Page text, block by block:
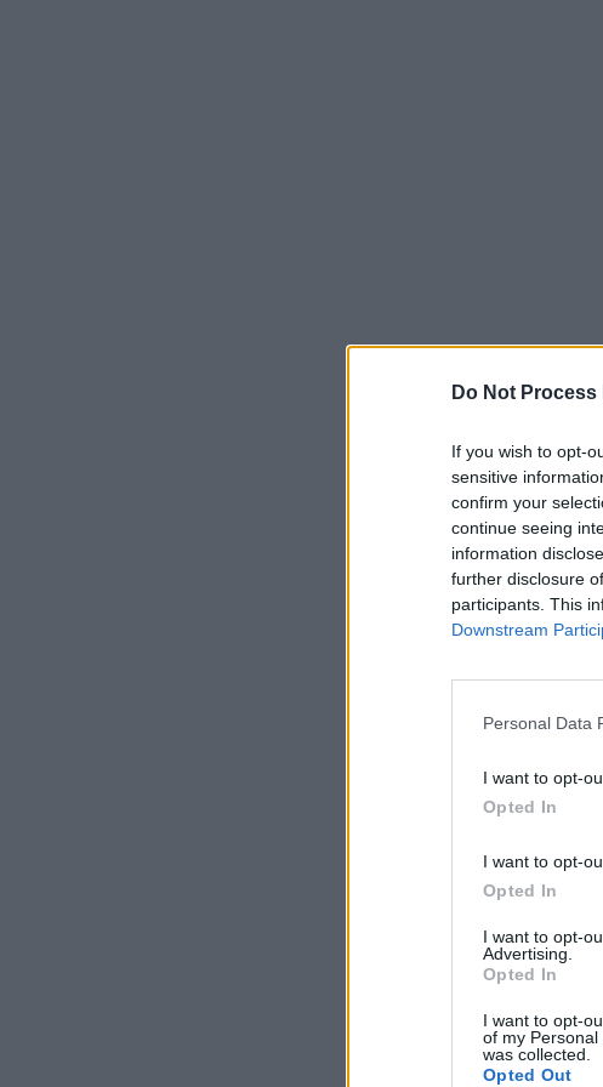
Do Not
If you wish to opt-
sensitive
confirm your
continue seeing
information
further disclosure
participants. This
Downstream
Personal Data
I want to opt-
Opted In
I want to opt-
Opted In
I want to opt-
Advertising.
Opted In
I want to opt-
of my
was collected.
Opted Out